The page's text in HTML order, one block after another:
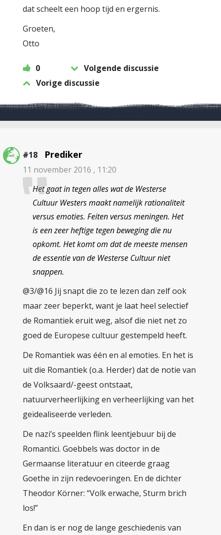
dat scheelt een hoop tijd en ergernis.
Groeten,
Otto
0
Volgende discussie
Vorige discussie
#18 Prediker
11 november 2016 , 11:20
Het gaat in tegen alles wat de Westerse
Cultuur Westers maakt namelijk rationaliteit
versus emoties. Feiten versus meningen. Het
is een zeer heftige tegen beweging die nu
opkomt. Het komt om dat de meeste mensen
de essentie van de Westerse Cultuur niet
snappen.
@3/@16 Jij snapt die zo te lezen dan zelf ook
maar zeer beperkt, want je laat heel selectief
de Romantiek eruit weg, alsof die niet net zo
goed de Europese cultuur gestempeld heeft.
De Romantiek was één en al emoties. En het is
uit die Romantiek (o.a. Herder) dat de notie van
de Volksaard/-geest ontstaat,
natuurverheerlijking en verheerlijking van het
geïdealiseerde verleden.
De nazi’s speelden flink leentjebuur bij de
Romantici. Goebbels was doctor in de
Germaanse literatuur en citeerde graag
Goethe in zijn redevoeringen. En de dichter
Theodor Körner: “Volk erwache, Sturm brich
los!”
En dan is er nog de lange geschiedenis van